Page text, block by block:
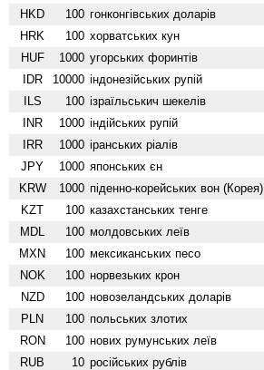
HKD 100 гонконгівських доларів
HRK 100 хорватських кун
HUF 1000 угорських форинтів
IDR 10000 індонезійських рупій
ILS 100 ізраїльськич шекелів
INR 1000 індійських рупій
IRR 1000 іранських ріалів
JPY 1000 японських єн
KRW 1000 піденно-корейських вон (Корея)
KZT 100 казахстанських тенге
MDL 100 молдовських леїв
MXN 100 мексиканських песо
NOK 100 норвезьких крон
NZD 100 ново­зеландських доларів
PLN 100 польських злотих
RON 100 нових румунських леїв
RUB 10 російських рублів